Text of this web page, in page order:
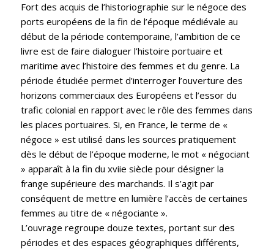
Fort des acquis de l’historiographie sur le négoce des
ports européens de la fin de l’époque médiévale au
début de la période contemporaine, l’ambition de ce
livre est de faire dialoguer l’histoire portuaire et
maritime avec l’histoire des femmes et du genre. La
période étudiée permet d’interroger l’ouverture des
horizons commerciaux des Européens et l’essor du
trafic colonial en rapport avec le rôle des femmes dans
les places portuaires. Si, en France, le terme de «
négoce » est utilisé dans les sources pratiquement
dès le début de l’époque moderne, le mot « négociant
» apparaît à la fin du xviie siècle pour désigner la
frange supérieure des marchands. Il s’agit par
conséquent de mettre en lumière l’accès de certaines
femmes au titre de « négociante ».
L’ouvrage regroupe douze textes, portant sur des
périodes et des espaces géographiques différents,